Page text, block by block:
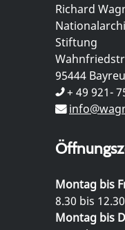
Richard
Stiftung
95444
+ 49 921-
Montag bis
8.30 bis
Montag bis